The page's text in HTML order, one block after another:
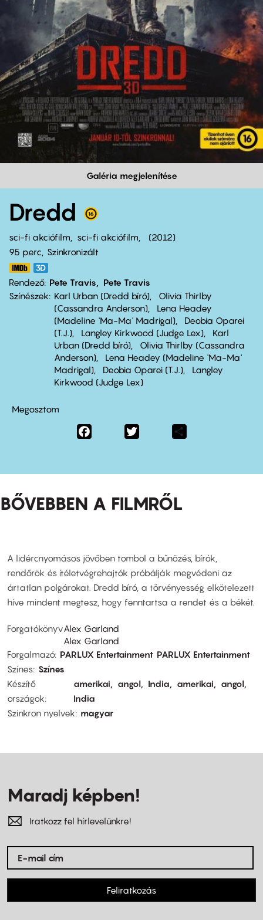
Galéria megjelenítése
Dredd
sci-fi akciófilm sci-fi akciófilm
2012
95 perc,
Szinkronizált
Rendező Pete Travis
Pete Travis
Színészek
Karl Urban (Dredd bíró)
Olivia Thirlby
(Cassandra Anderson)
Lena Headey
(Madeline 'Ma-Ma' Madrigal)
Deobia Oparei
(T.J.)
Langley Kirkwood (Judge Lex)
Karl
Urban (Dredd bíró)
Olivia Thirlby (Cassandra
Anderson)
Lena Headey (Madeline 'Ma-Ma'
Madrigal)
Deobia Oparei (T.J.)
Langley
Kirkwood (Judge Lex)
Megosztom
Facebook
BŐVEBBEN A FILMRŐL
A lidércnyomásos jövőben tombol a bűnözés, bírók,
rendőrök és ítéletvégrehajtók próbálják megvédeni az
ártatlan polgárokat. Dredd bíró, a törvényesség elkötelezett
híve mindent megtesz, hogy fenntartsa a rendet és a békét.
ForgatókönyvAlex Garland
Alex Garland
Forgalmazó PARLUX Entertainment PARLUX Entertainment
Színes Színes
Készítő
országok
amerikai angol India amerikai
angol
India
Szinkron nyelvek
magyar
Maradj képben!
Iratkozz fel hírlevelünkre!
Feliratkozás